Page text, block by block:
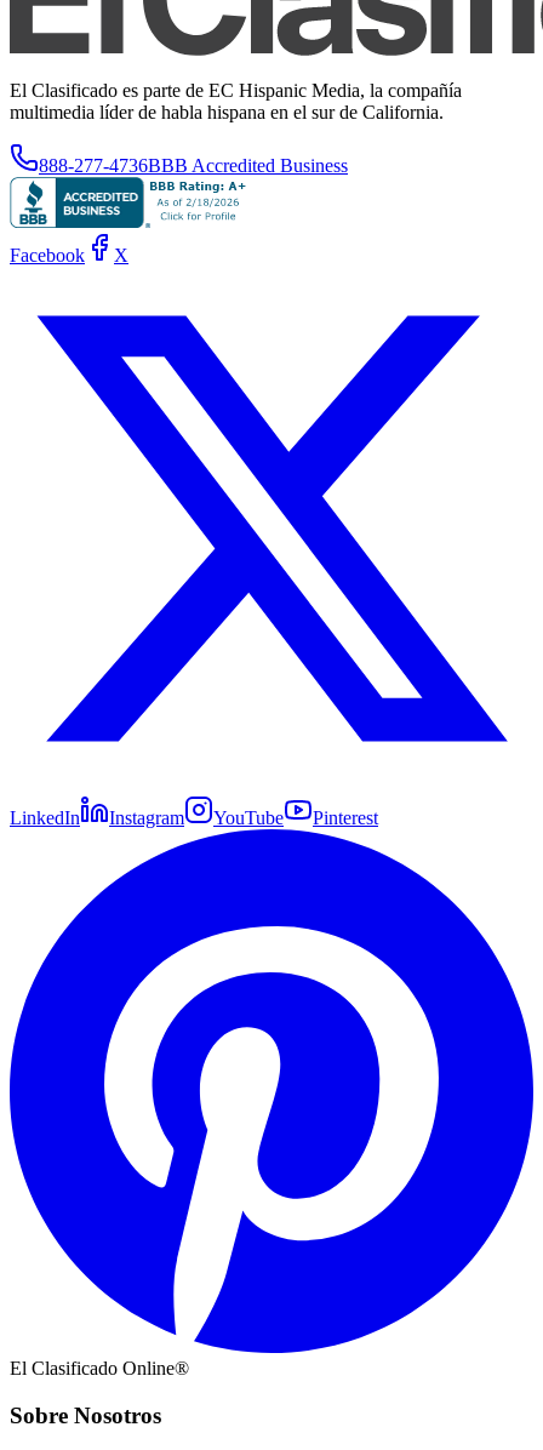
El Clasificado es parte de EC Hispanic Media, la compañía
multimedia líder de habla hispana en el sur de California.
888-277-4736BBB Accredited Business
Facebook X
LinkedIn Instagram YouTube Pinterest
El Clasificado Online®
Sobre Nosotros